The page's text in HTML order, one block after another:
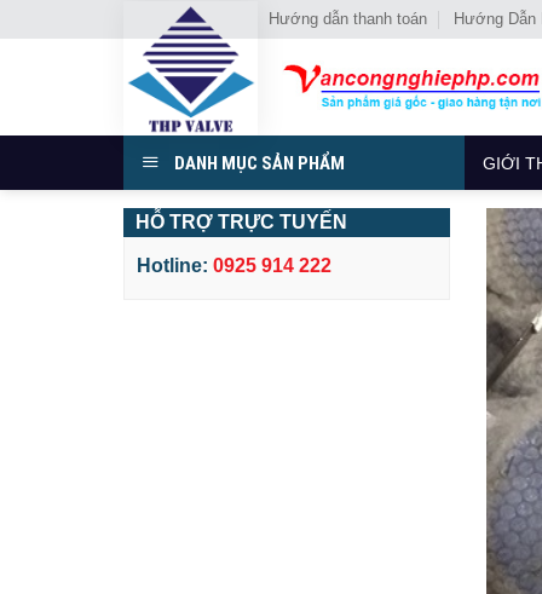
đến
Hướng dẫn thanh toán Hướng Dẫn
DANH MỤC SẢN PHẨM GIỚI
HỖ TRỢ TRỰC TUYẾN
Hotline: 0925 914 222